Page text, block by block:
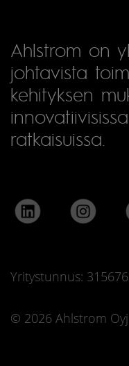
Ahlstrom on
johtavista
kehityksen
ratkaisuissa.
Yritystunnus:
© 2026 Ahlstrom Oyj